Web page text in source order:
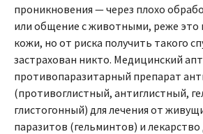
проникновения — через плохо
или общение с животными, реже это
кожи, но от риска получить такого
застрахован никто. Медицинский
противопаразитарный препарат
(противоглистный, антиглистный,
глистогонный) для лечения от
паразитов (гельминтов) и